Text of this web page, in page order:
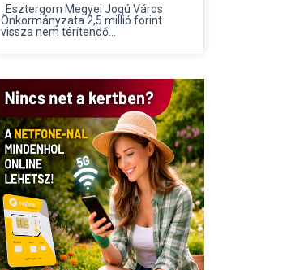
Esztergom Megyei Jogú Város
Önkormányzata 2,5 millió forint
vissza nem térítendő...